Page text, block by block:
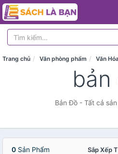
Trang chủ Văn phòng phẩm Văn
bản
Bản Đồ - Tất cả
0 Sản Phẩm Sắp Xếp